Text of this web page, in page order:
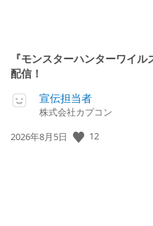
『モンスターハンターワイ
配信！
宣伝担当者
株式会社カプコン
公
2026年8月5日 12